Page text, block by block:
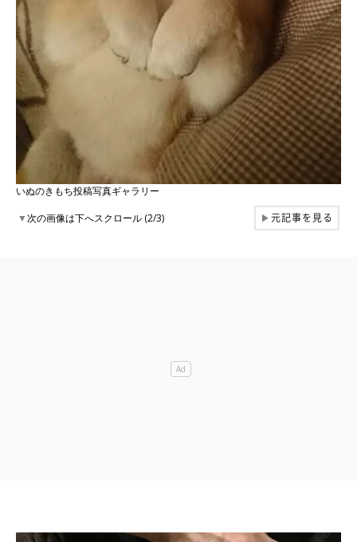
いぬのきもち投稿写真ギャラリー
▼次の画像は下へスクロール (2/3) ▶元記事を見る